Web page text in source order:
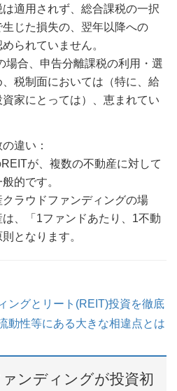
適用されず、総合課税の一択
じた損失の、翌年以降への
られていません。
場合、申告分離課税の利用・選
税制面においては（特に、給
家にとっては）、恵まれてい
違い：
が、複数の不動産に対して
的です。
ラウドファンディングの場
、「1ファンドあたり、1不動
となります。
ングとリート(REIT)投資を徹底
動性等にある大きな相違点とは
ンディングが投資初